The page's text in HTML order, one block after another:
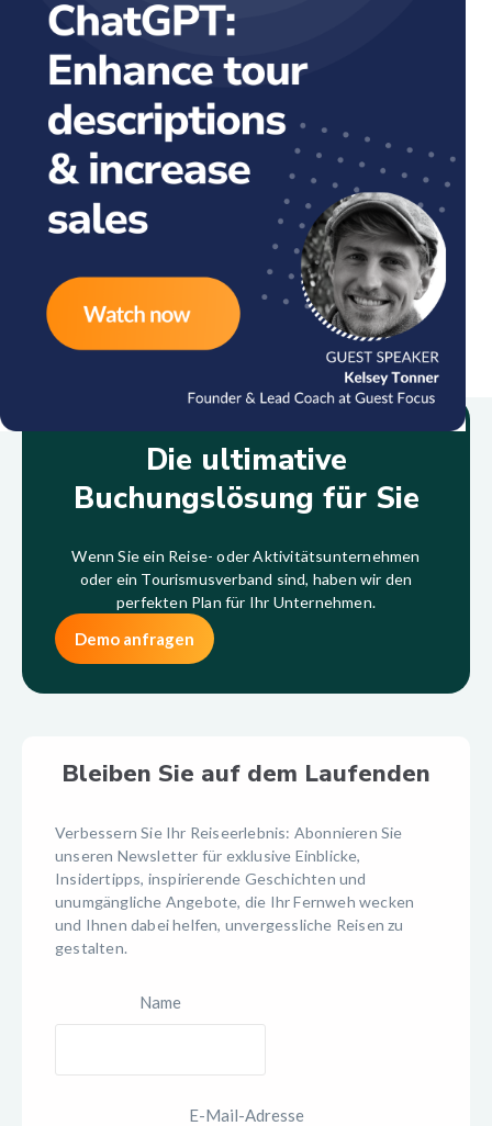
Die ultimative
Buchungslösung für Sie
Wenn Sie ein Reise- oder Aktivitätsunternehmen
oder ein Tourismusverband sind, haben wir den
perfekten Plan für Ihr Unternehmen.
Demo anfragen
Bleiben Sie auf dem Laufenden
Verbessern Sie Ihr Reiseerlebnis: Abonnieren Sie
unseren Newsletter für exklusive Einblicke,
Insidertipps, inspirierende Geschichten und
unumgängliche Angebote, die Ihr Fernweh wecken
und Ihnen dabei helfen, unvergessliche Reisen zu
gestalten.
Name
E-Mail-Adresse